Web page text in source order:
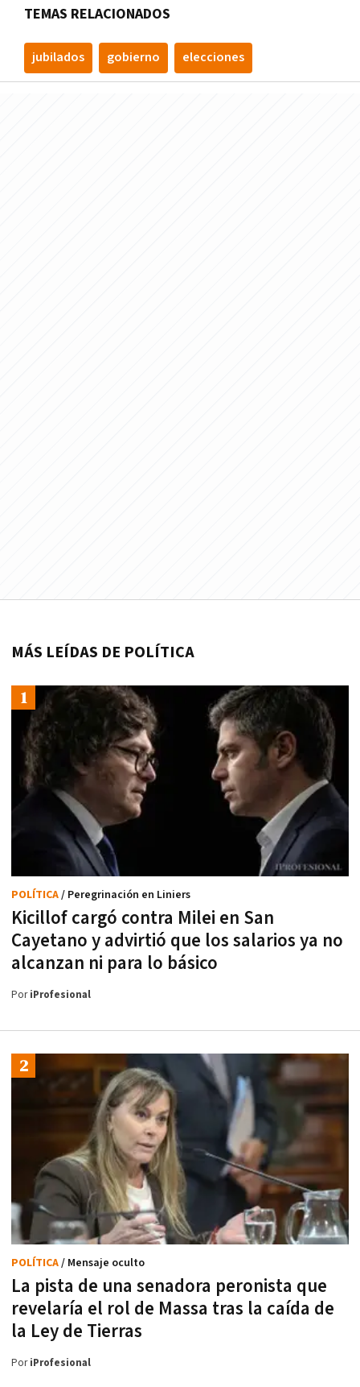
TEMAS RELACIONADOS
jubilados gobierno elecciones
MÁS LEÍDAS DE POLÍTICA
Kicillof cargó contra Milei en San
Cayetano y advirtió que los salarios ya no
alcanzan ni para lo básico
POLÍTICA/ Peregrinación en Liniers
PoriProfesional
La pista de una senadora peronista que
revelaría el rol de Massa tras la caída de
la Ley de Tierras
POLÍTICA/ Mensaje oculto
PoriProfesional